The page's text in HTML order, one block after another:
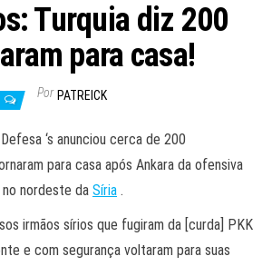
Turquia diz 200
para casa!
Por PATREICK
‘s anunciou cerca de 200
para casa após Ankara da ofensiva
nordeste da Síria .
irmãos sírios que fugiram da [curda] PKK
e com segurança voltaram para suas